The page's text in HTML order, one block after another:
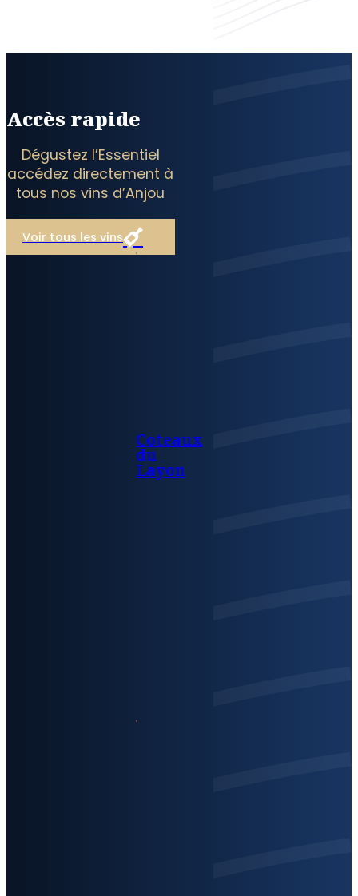
Accès rapide
Dégustez l’Essentiel
accédez directement à
tous nos vins d’Anjou
Voir tous les vins
Coteaux
du
Layon